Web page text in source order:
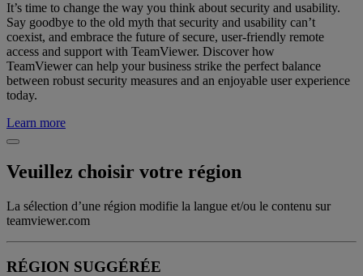
It’s time to change the way you think about security and usability.
Say goodbye to the old myth that security and usability can’t
coexist, and embrace the future of secure, user-friendly remote
access and support with TeamViewer. Discover how
TeamViewer can help your business strike the perfect balance
between robust security measures and an enjoyable user experience
today.
Learn more
Veuillez choisir votre région
La sélection d’une région modifie la langue et/ou le contenu sur
teamviewer.com
RÉGION SUGGÉRÉE